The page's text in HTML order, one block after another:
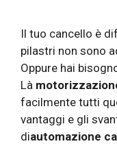
Il tuo cancello è
pilastri non sono
Oppure hai
Là
facilmente tutti
vantaggi e gli
diautomazione